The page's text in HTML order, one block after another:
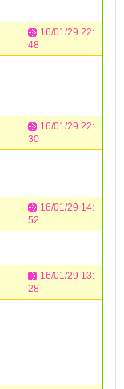
16/01/29 22:
48
16/01/29 22:
30
16/01/29 14:
52
16/01/29 13:
28